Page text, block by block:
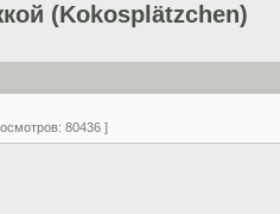
(Kokosplätzchen)
80436 ]